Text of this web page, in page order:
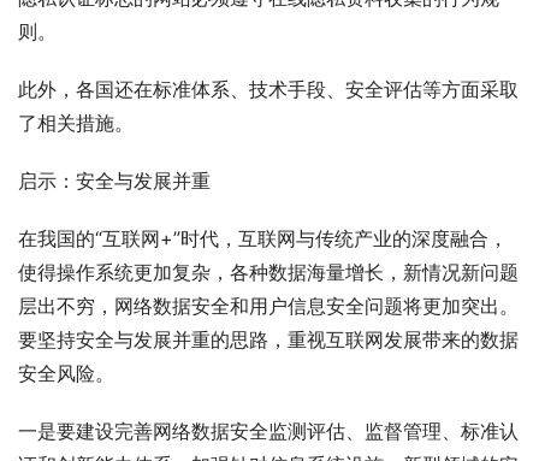
则。
此外，各国还在标准体系、技术手段、安全评估等方面采取
了相关措施。
启示：安全与发展并重
在我国的“互联网+”时代，互联网与传统产业的深度融合，
使得操作系统更加复杂，各种数据海量增长，新情况新问题
层出不穷，网络数据安全和用户信息安全问题将更加突出。
要坚持安全与发展并重的思路，重视互联网发展带来的数据
安全风险。
一是要建设完善网络数据安全监测评估、监督管理、标准认